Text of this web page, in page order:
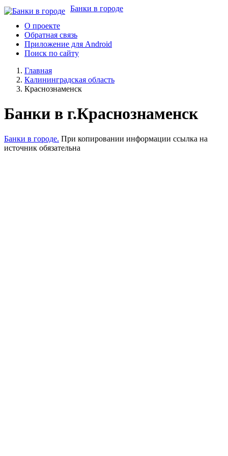
Банки в городе
О проекте
Обратная связь
Приложение для Android
Поиск по сайту
Главная
Калининградская область
Краснознаменск
Банки в г.Краснознаменск
Банки в городе. При копировании информации ссылка на
источник обязательна